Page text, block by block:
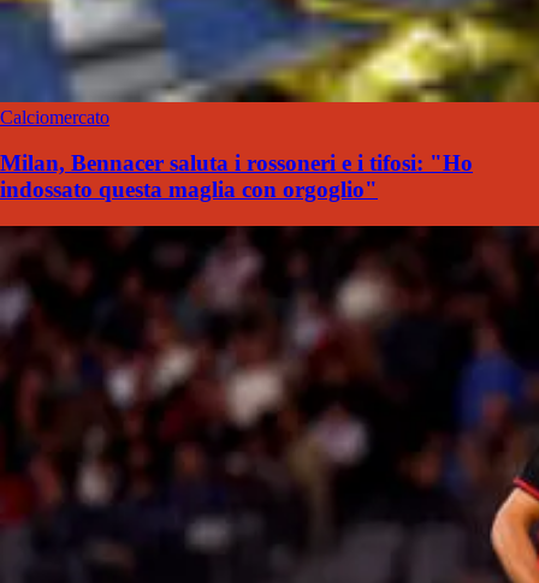
Calciomercato
Milan, Bennacer saluta i rossoneri e i tifosi: "Ho
indossato questa maglia con orgoglio"